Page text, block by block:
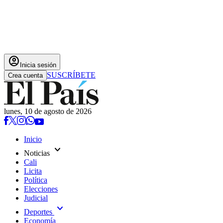
account_circle Inicia sesión
Crea cuenta SUSCRÍBETE
lunes, 10 de agosto de 2026
Inicio
Noticias expand_more
Cali
Licita
Política
Elecciones
Judicial
Deportes expand_more
Economía